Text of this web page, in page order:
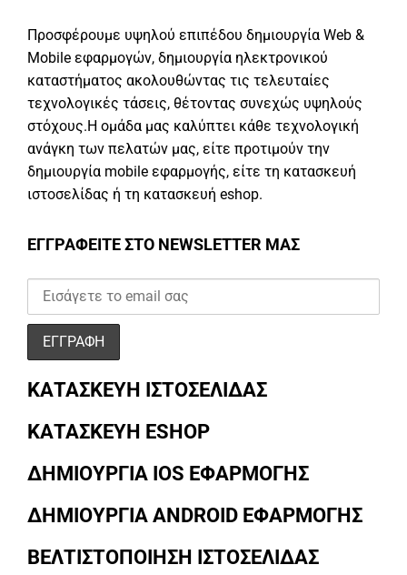
Προσφέρουμε υψηλού επιπέδου δημιουργία Web &
Mobile εφαρμογών, δημιουργία ηλεκτρονικού
καταστήματος ακολουθώντας τις τελευταίες
τεχνολογικές τάσεις, θέτοντας συνεχώς υψηλούς
στόχους.Η ομάδα μας καλύπτει κάθε τεχνολογική
ανάγκη των πελατών μας, είτε προτιμούν την
δημιουργία mobile εφαρμογής, είτε τη κατασκευή
ιστοσελίδας ή τη κατασκευή eshop.
ΕΓΓΡΑΦΕΙΤΕ ΣΤΟ NEWSLETTER ΜΑΣ
ΚΑΤΑΣΚΕΥΗ ΙΣΤΟΣΕΛΙΔΑΣ
ΚΑΤΑΣΚΕΥΗ ESHOP
ΔΗΜΙΟΥΡΓΙΑ IOS ΕΦΑΡΜΟΓΗΣ
ΔΗΜΙΟΥΡΓΙΑ ANDROID ΕΦΑΡΜΟΓΗΣ
ΒΕΛΤΙΣΤΟΠΟΙΗΣΗ ΙΣΤΟΣΕΛΙΔΑΣ